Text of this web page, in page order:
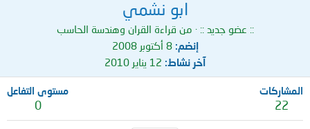
ابو نشمي
:: عضو جديد :: · من قراءة القران وهندسة الحاسب
إنضم 8 أكتوبر 2008
آخر نشاط 12 يناير 2010
المشاركات
22
مستوى التفاعل
0